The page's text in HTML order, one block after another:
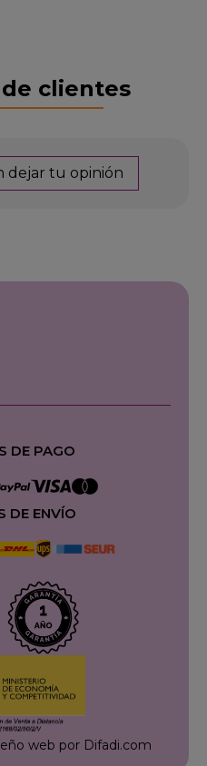
clientes
dejar tu opinión
DE PAGO
DE ENVÍO
web por Difadi.com